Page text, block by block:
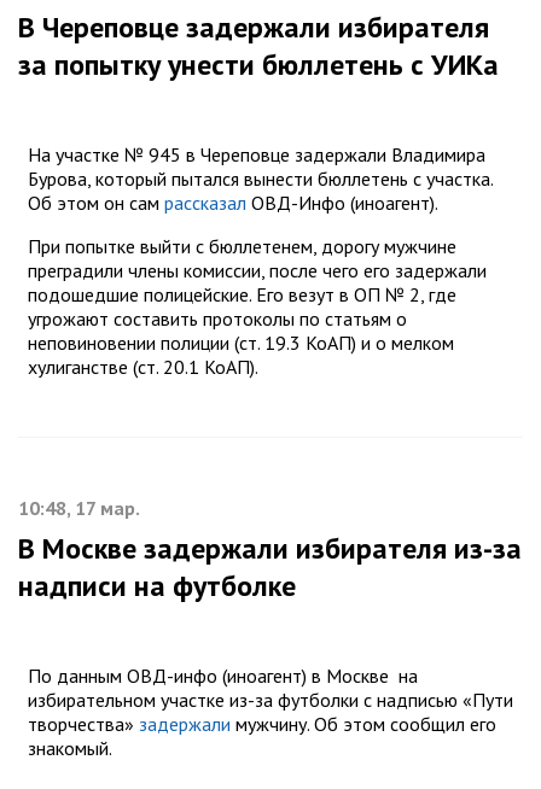
В Череповце задержали избирателя
за попытку унести бюллетень с УИКа
На участке № 945 в Череповце задержали Владимира
Бурова, который пытался вынести бюллетень с участка.
Об этом он сам рассказал ОВД-Инфо (иноагент).
При попытке выйти с бюллетенем, дорогу мужчине
преградили члены комиссии, после чего его задержали
подошедшие полицейские. Его везут в ОП № 2, где
угрожают составить протоколы по статьям о
неповиновении полиции (ст. 19.3 КоАП) и о мелком
хулиганстве (ст. 20.1 КоАП).
10:48, 17 мар.
В Москве задержали избирателя из-за
надписи на футболке
По данным ОВД-инфо (иноагент) в Москве на
избирательном участке из-за футболки с надписью «Пути
творчества» задержали мужчину. Об этом сообщил его
знакомый.